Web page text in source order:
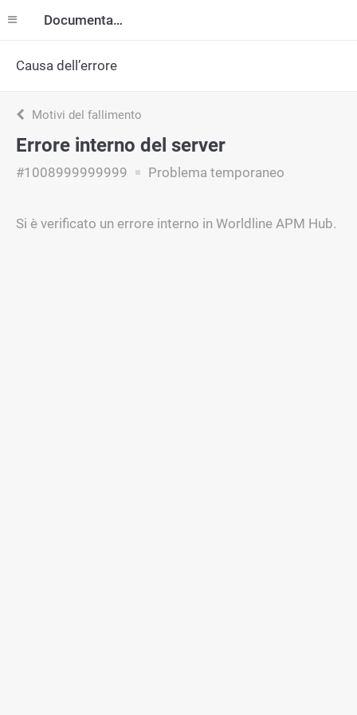
Documentazione
Causa dell’errore
Motivi del fallimento
Errore interno del server
#1008999999999 Problema temporaneo
Si è verificato un errore interno in Worldline APM Hub.